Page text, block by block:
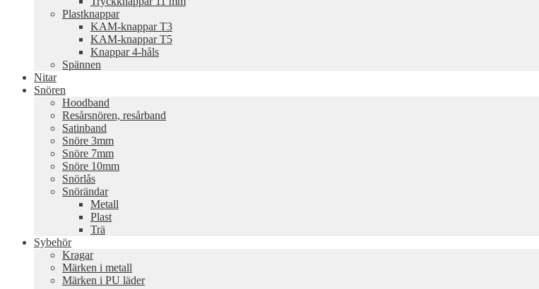
Plastknappar
KAM-knappar T3
KAM-knappar T5
Knappar 4-håls
Spännen
Nitar
Snören
Hoodband
Resårsnören, resårband
Satinband
Snöre 3mm
Snöre 7mm
Snöre 10mm
Snörlås
Snörändar
Metall
Plast
Trä
Sybehör
Kragar
Märken i metall
Märken i PU läder